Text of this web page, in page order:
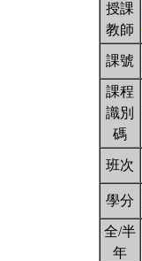
授課
教師
課號
課程
識別
碼
班次
學分
全/半
年